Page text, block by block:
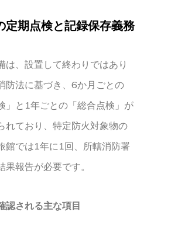
定期点検と記録保存義務
は、設置して終わりではあり
防法に基づき、6か月ごとの
」と1年ごとの「総合点検」が
れており、特定防火対象物の
館では1年に1回、所轄消防署
果報告が必要です。
認される主な項目